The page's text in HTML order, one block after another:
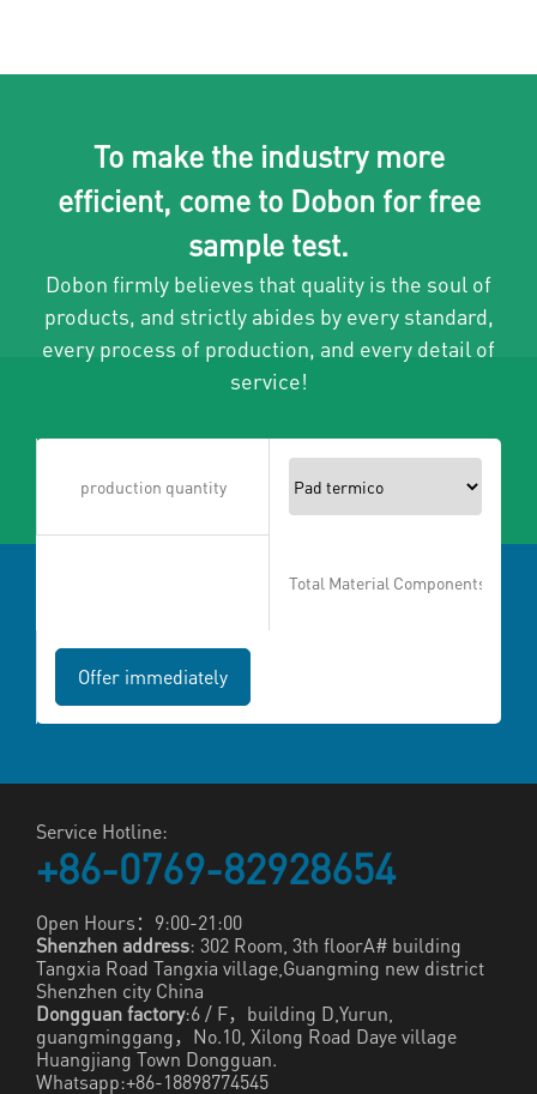
To make the industry more
efficient, come to Dobon for free
sample test.
Dobon firmly believes that quality is the soul of
products, and strictly abides by every standard,
every process of production, and every detail of
service!
Service Hotline:
+86-0769-82928654
Open Hours：9:00-21:00
Shenzhen address: 302 Room, 3th floorA# building
Tangxia Road Tangxia village,Guangming new district
Shenzhen city China
Dongguan factory:6 / F，building D,Yurun,
guangminggang，No.10, Xilong Road Daye village
Huangjiang Town Dongguan.
Whatsapp:+86-18898774545